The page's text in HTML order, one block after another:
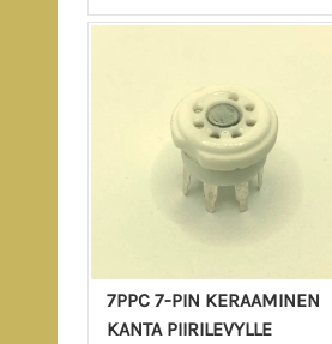
7PPC 7-PIN KERAAMINEN
KANTA PIIRILEVYLLE